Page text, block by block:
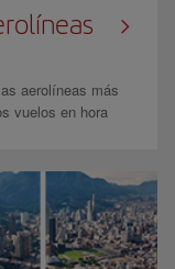
aerolíneas más
vuelos en hora